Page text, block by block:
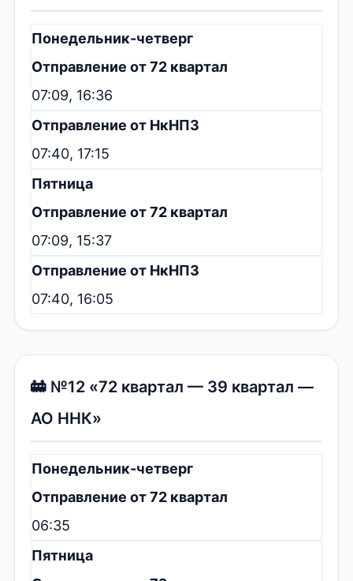
Понедельник-четверг
Отправление от 72 квартал
07:09, 16:36
Отправление от НкНПЗ
07:40, 17:15
Пятница
Отправление от 72 квартал
07:09, 15:37
Отправление от НкНПЗ
07:40, 16:05
🚋 №12 «72 квартал — 39 квартал —
АО ННК»
Понедельник-четверг
Отправление от 72 квартал
06:35
Пятница